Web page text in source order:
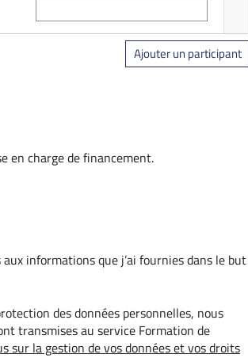
Ajouter un participant
en charge de financement.
informations que j’ai fournies dans le but
des données personnelles, nous
transmises au service Formation de
sur la gestion de vos données et vos droits